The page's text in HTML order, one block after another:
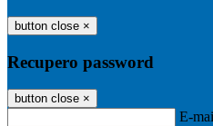
button close ×
Recupero password
button close ×
E-